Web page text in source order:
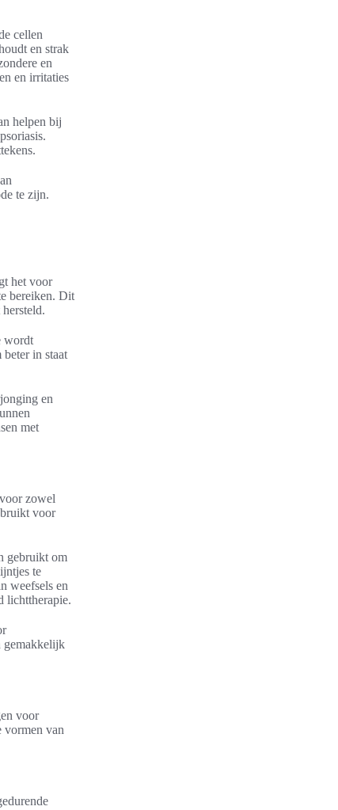
cellen
en strak
en
en irritaties
helpen bij
te zijn.
het voor
bereiken. Dit
wordt
in staat
en
met
voor zowel
voor
gebruikt om
te
weefsels en
lichttherapie.
gemakkelijk
voor
vormen van